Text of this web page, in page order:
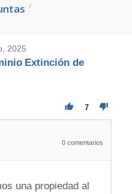
/
2025
Extinción de
7
0 comentarios
una propiedad al